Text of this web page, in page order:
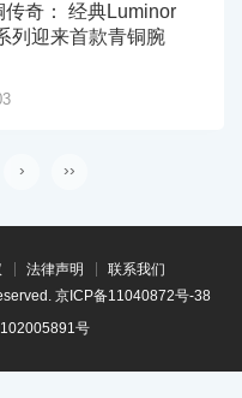
奇： 经典Luminor
列迎来首款青铜腕
› ››
法律声明
联系我们
京ICP备11040872号-38
号